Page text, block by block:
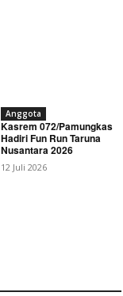
Anggota
Kasrem 072/Pamungkas
Hadiri Fun Run Taruna
Nusantara 2026
12 Juli 2026